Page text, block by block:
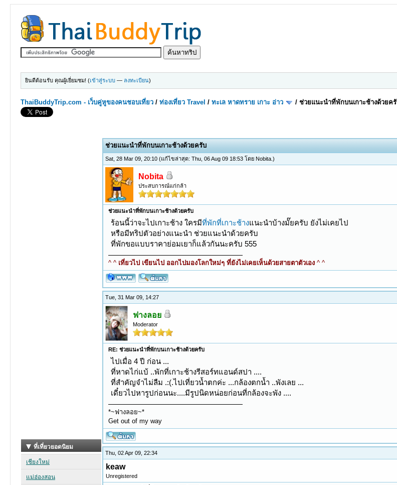
ยินดีต้อนรับ คุณผู้เยี่ยมชม! (เข้าสู่ระบบ — ลงทะเบียน)
ThaiBuddyTrip.com - เว็บคู่หูของคนชอบเที่ยว /ท่องเที่ยว Travel /ทะเล หาดทราย เกาะ อ่าว / ช่วยแนะนำที่พักบนเกาะช้างด้วยค
ช่วยแนะนำที่พักบนเกาะช้างด้วยครับ
Sat, 28 Mar 09, 20:10(แก้ไขล่าสุด: Thu, 06 Aug 09 18:53 โดยNobita .)
Nobita
ประสบการณ์แก่กล้า
ช่วยแนะนำที่พักบนเกาะช้างด้วยครับ
ร้อนนี้ว่าจะไปเกาะช้าง ใครมีที่พักที่เกาะช้างแนะนำบ้างมั๊ยครับ ยังไม่เคยไป
หรือมีทริปตัวอย่างแนะนำ ช่วยแนะนำด้วยครับ
ที่พักขอแบบราคาย่อมเยาก็แล้วกันนะครับ 555
^ ^ เที่ยวไป เขียนไป ออกไปมองโลกใหม่ๆ ที่ยังไม่เคยเห็นด้วยสายตาตัวเอง ^ ^
Tue, 31 Mar 09, 14:27
ฟางลอย
Moderator
RE: ช่วยแนะนำที่พักบนเกาะช้างด้วยครับ
ไปเมื่อ 4 ปี ก่อน ...
ที่หาดไก่แบ้ ..พักที่เกาะช้างรีสอร์ทแอนด์สปา ....
ที่สำคัญจำไม่ลืม .:(.ไปเที่ยวน้ำตกค่ะ ...กล้องตกน้ำ ..พังเลย ...
เดี๋ยวไปหารูปก่อนนะ....มีรูปนิดหน่อยก่อนที่กล้องจะพัง ....
*~ฟางลอย~*
Get out of my way
Thu, 02 Apr 09, 22:34
keaw
Unregistered